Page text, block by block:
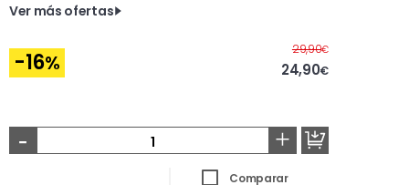
Ver más ofertas
-16%
29,90€Antes
24,90€
- +
Comparar